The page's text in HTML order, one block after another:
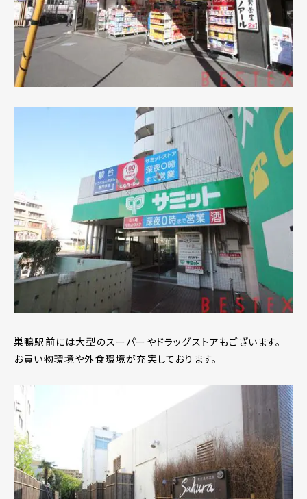
巣鴨駅前には大型のスーパーやドラッグストアもございます。
お買い物環境や外食環境が充実しております。